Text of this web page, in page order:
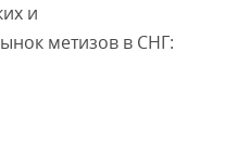
и
метизов в СНГ: